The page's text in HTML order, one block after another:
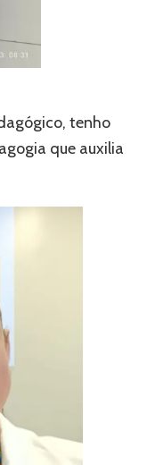
tenho
que auxilia